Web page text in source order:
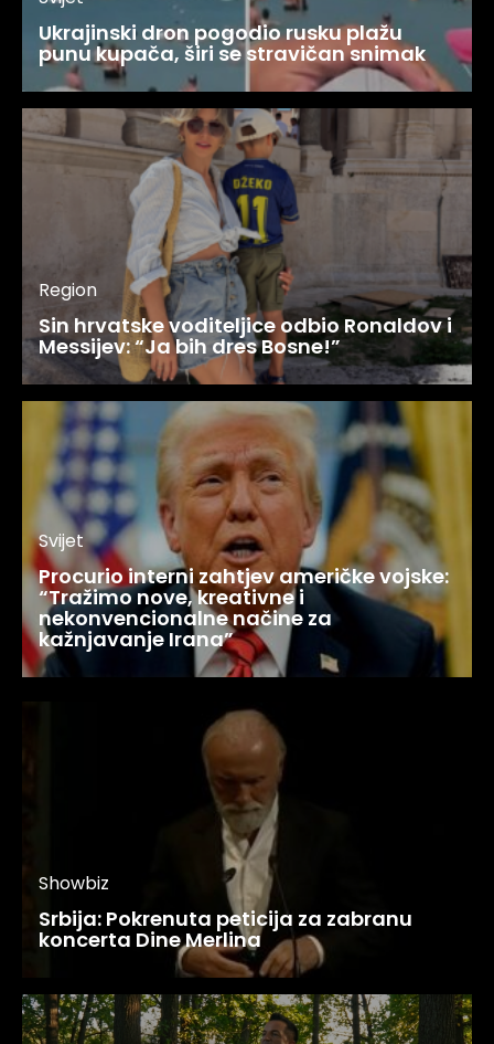
Ukrajinski dron pogodio rusku plažu
punu kupača, širi se stravičan snimak
Region
Sin hrvatske voditeljice odbio Ronaldov i
Messijev: “Ja bih dres Bosne!”
Svijet
Procurio interni zahtjev američke vojske:
“Tražimo nove, kreativne i
nekonvencionalne načine za
kažnjavanje Irana”
Showbiz
Srbija: Pokrenuta peticija za zabranu
koncerta Dine Merlina